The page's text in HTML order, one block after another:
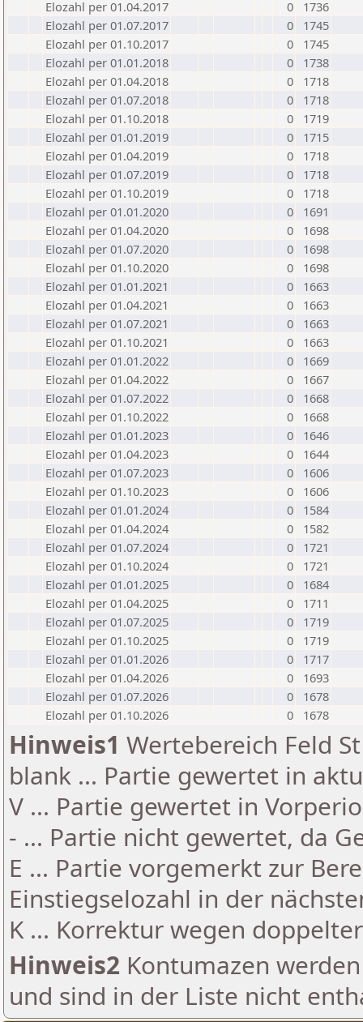
Elozahl per 01.04.2017
0
1736
Elozahl per 01.07.2017
0
1745
Elozahl per 01.10.2017
0
1745
Elozahl per 01.01.2018
0
1738
Elozahl per 01.04.2018
0
1718
Elozahl per 01.07.2018
0
1718
Elozahl per 01.10.2018
0
1719
Elozahl per 01.01.2019
0
1715
Elozahl per 01.04.2019
0
1718
Elozahl per 01.07.2019
0
1718
Elozahl per 01.10.2019
0
1718
Elozahl per 01.01.2020
0
1691
Elozahl per 01.04.2020
0
1698
Elozahl per 01.07.2020
0
1698
Elozahl per 01.10.2020
0
1698
Elozahl per 01.01.2021
0
1663
Elozahl per 01.04.2021
0
1663
Elozahl per 01.07.2021
0
1663
Elozahl per 01.10.2021
0
1663
Elozahl per 01.01.2022
0
1669
Elozahl per 01.04.2022
0
1667
Elozahl per 01.07.2022
0
1668
Elozahl per 01.10.2022
0
1668
Elozahl per 01.01.2023
0
1646
Elozahl per 01.04.2023
0
1644
Elozahl per 01.07.2023
0
1606
Elozahl per 01.10.2023
0
1606
Elozahl per 01.01.2024
0
1584
Elozahl per 01.04.2024
0
1582
Elozahl per 01.07.2024
0
1721
Elozahl per 01.10.2024
0
1721
Elozahl per 01.01.2025
0
1684
Elozahl per 01.04.2025
0
1711
Elozahl per 01.07.2025
0
1719
Elozahl per 01.10.2025
0
1719
Elozahl per 01.01.2026
0
1717
Elozahl per 01.04.2026
0
1693
Elozahl per 01.07.2026
0
1678
Elozahl per 01.10.2026
0 1678
Hinweis1 Wertebereich Feld
blank ... Partie gewertet in
V ... Partie gewertet in
- ... Partie nicht gewertet, da
E ... Partie vorgemerkt zur
Einstiegselozahl in der
K ... Korrektur wegen
Hinweis2 Kontumazen
und sind in der Liste nicht